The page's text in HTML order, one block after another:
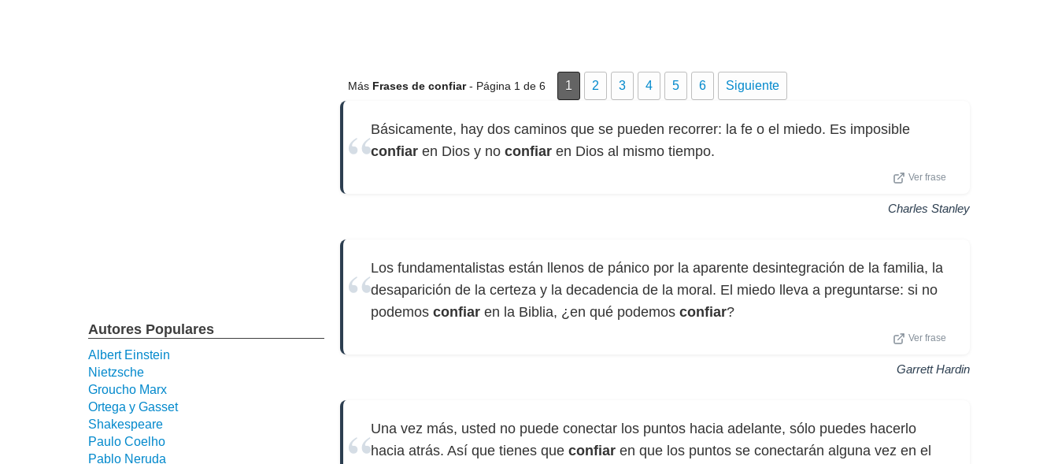
Más Frases de confiar- Página 1 de 6 1 2 3 4 5 6 Siguiente
Básicamente, hay dos caminos que se pueden recorrer: la fe o el miedo. Es imposible
confiar en Dios y no confiar en Dios al mismo tiempo.
Ver frase
Charles Stanley
Los fundamentalistas están llenos de pánico por la aparente desintegración de la familia, la
desaparición de la certeza y la decadencia de la moral. El miedo lleva a preguntarse: si no
podemos confiar en la Biblia, ¿en qué podemos confiar?
Ver frase
Garrett Hardin
Una vez más, usted no puede conectar los puntos hacia adelante, sólo puedes hacerlo
hacia atrás. Así que tienes que confiar en que los puntos se conectarán alguna vez en el
Autores Populares
Albert Einstein
Nietzsche
Groucho Marx
Ortega y Gasset
Shakespeare
Paulo Coelho
Pablo Neruda